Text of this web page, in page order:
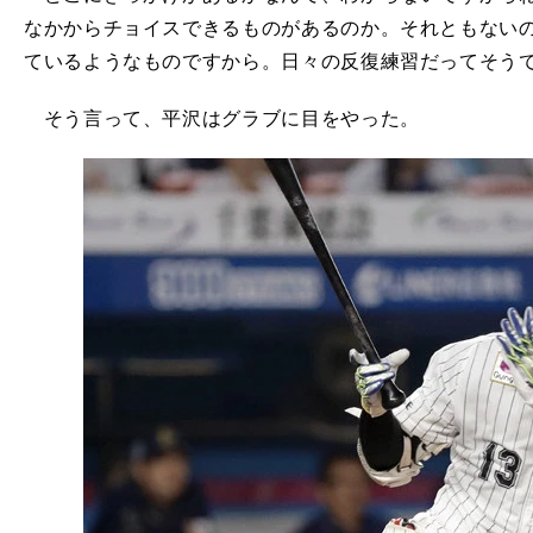
なかからチョイスできるものがあるのか。それともない
ているようなものですから。日々の反復練習だってそう
そう言って、平沢はグラブに目をやった。